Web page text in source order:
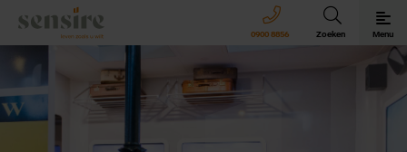
Sensire logo
0900 8856 Zoeken Menu
Sensire bij u thuis
Revalideren met Sensire